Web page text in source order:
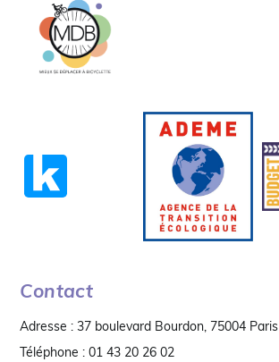
Contact
Adresse : 37 boulevard Bourdon, 75004 Paris
Téléphone : 01 43 20 26 02